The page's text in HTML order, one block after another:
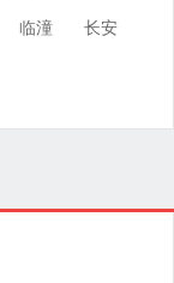
临潼
长安